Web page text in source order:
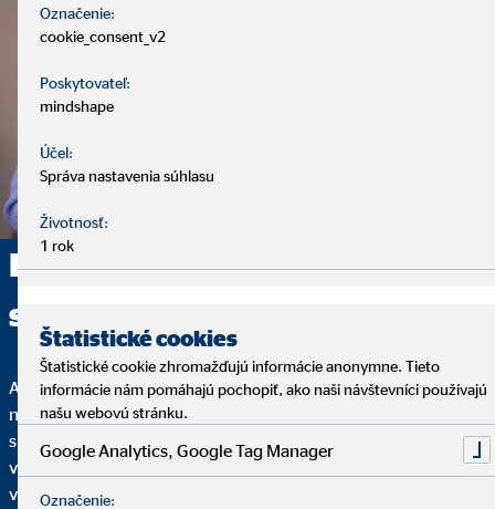
Poskytujeme komplexné
sprostredkovanie
Analýza, finančné riešenie a servis – to sú základné kamene
našich služieb. Začíname analytickým rozhovorom, pri ktorom
si vyhradíme dostatok času na to, aby sme vás spoznali: Aká je
vaša finančná situácia? Máte už plány do budúcnosti? Aké sú
vaše želania a ciele? Na základe toho vám ponúkneme finančné
Označenie:
cookie_consent_v2
Poskytovateľ:
mindshape
Účel:
Správa nastavenia súhlasu
Životnosť:
1 rok
Štatistické cookies
Štatistické cookie zhromažďujú informácie anonymne. Tieto
informácie nám pomáhajú pochopiť, ako naši návštevníci používajú
našu webovú stránku.
Google Analytics, Google Tag Manager
Označenie: